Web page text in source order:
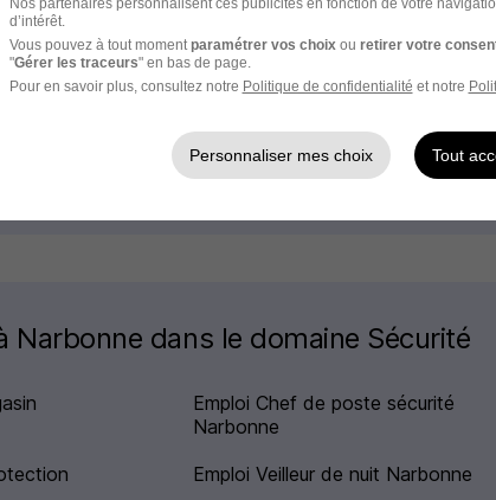
Emploi Sécurité
Narbonne dans le domaine Sécurité
Emploi Chef de poste sécurité
Narbonne
Emploi Veilleur de nuit Narbonne
Nos partenaires personnalisent ces publicités en fonction de votre
d’intérêt.
Vous pouvez à tout momentparamétrer vos choixou retirer votre
"Gérer les traceurs" en bas de page.
Pour en savoir plus, consultez notre Politique de confidentialité et notre
Personnaliser mes choix Tout